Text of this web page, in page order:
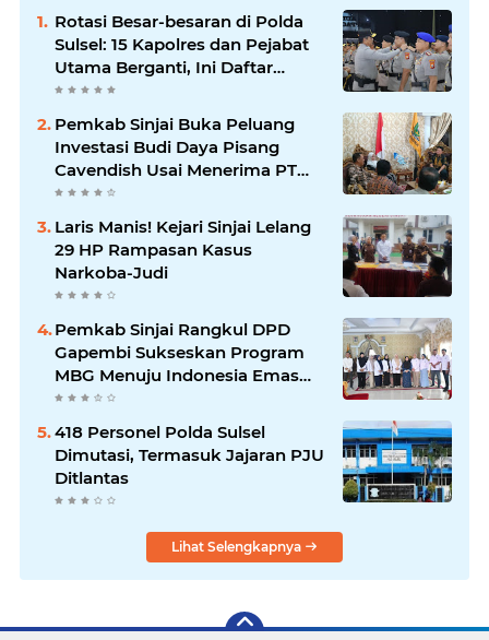
Rotasi Besar-besaran di Polda
Sulsel: 15 Kapolres dan Pejabat
Utama Berganti, Ini Daftar
Lengkapnya
Pemkab Sinjai Buka Peluang
Investasi Budi Daya Pisang
Cavendish Usai Menerima PT
GGF
Laris Manis! Kejari Sinjai Lelang
29 HP Rampasan Kasus
Narkoba-Judi
Pemkab Sinjai Rangkul DPD
Gapembi Sukseskan Program
MBG Menuju Indonesia Emas
2045
418 Personel Polda Sulsel
Dimutasi, Termasuk Jajaran PJU
Ditlantas
Lihat Selengkapnya